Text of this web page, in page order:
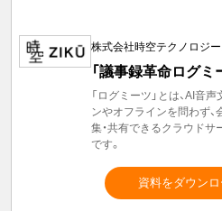
株式会社時空テクノロジ
「議事録革命ログミ
「ログミーツ」とは、AI音
ンやオフラインを問わず、
集・共有できるクラウド
です。
資料をダウン